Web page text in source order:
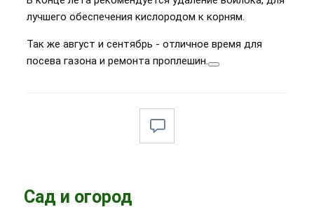
лучшего обеспечения кислородом к корням.
Так же август и сентябрь - отличное время для
посева газона и ремонта проплешин.
Сад и огород